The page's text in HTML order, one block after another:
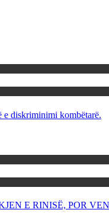
diskriminimi kombëtarë.
E RINISË, POR